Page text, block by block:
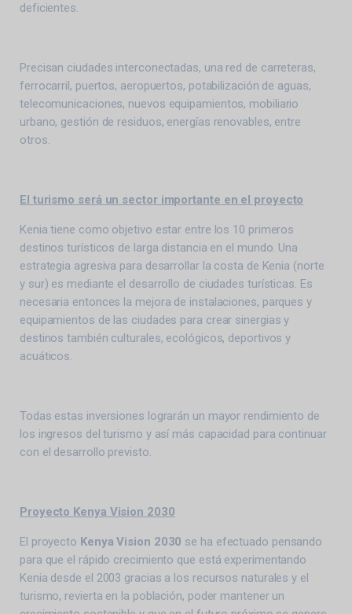
deficientes.
Precisan ciudades interconectadas, una red de carreteras,
ferrocarril, puertos, aeropuertos, potabilización de aguas,
telecomunicaciones, nuevos equipamientos, mobiliario
urbano, gestión de residuos, energías renovables, entre
otros.
El turismo será un sector importante en el proyecto
Kenia tiene como objetivo estar entre los 10 primeros
destinos turísticos de larga distancia en el mundo. Una
estrategia agresiva para desarrollar la costa de Kenia (norte
y sur) es mediante el desarrollo de ciudades turísticas. Es
necesaria entonces la mejora de instalaciones, parques y
equipamientos de las ciudades para crear sinergias y
destinos también culturales, ecológicos, deportivos y
acuáticos.
Todas estas inversiones lograrán un mayor rendimiento de
los ingresos del turismo y así más capacidad para continuar
con el desarrollo previsto.
Proyecto Kenya Vision 2030
El proyecto Kenya Vision 2030 se ha efectuado pensando
para que el rápido crecimiento que está experimentando
Kenia desde el 2003 gracias a los recursos naturales y el
turismo, revierta en la población, poder mantener un